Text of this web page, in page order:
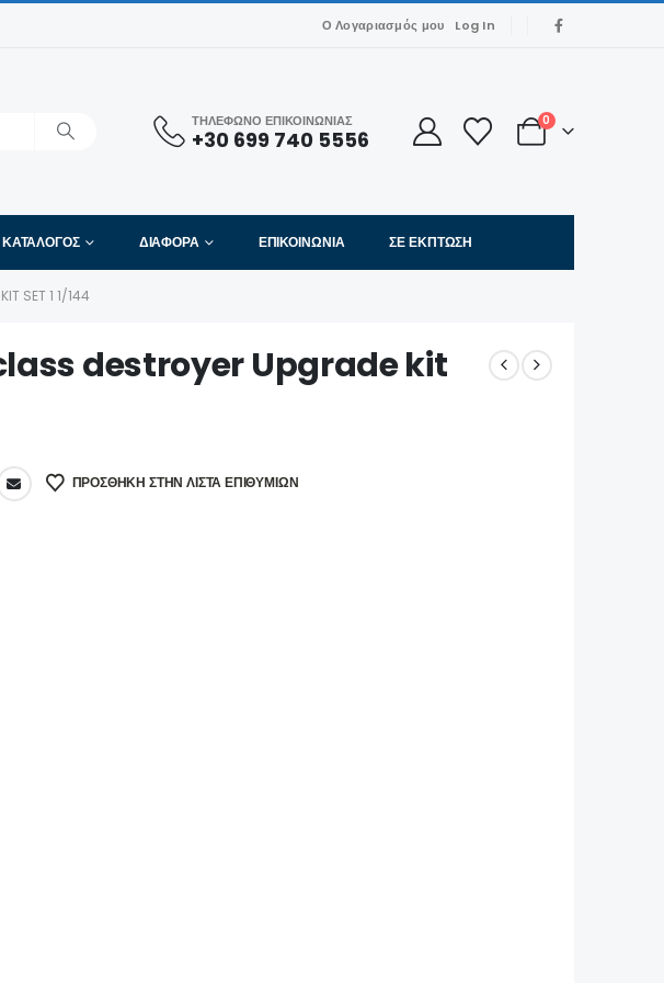
Ο Λογαριασμός μου Log In
ΤΗΛΕΦΩΝΟ ΕΠΙΚΟΙΝΩΝΙΑΣ
+30 699 740 5556
0
ΔΙΑΦΟΡΑ ΕΠΙΚΟΙΝΩΝΊΑ ΣΕ ΈΚΠΤΩΣΗ
SET 1 1/144
destroyer Upgrade kit
ΠΡΌΣΘΉΚΗ ΣΤΗΝ ΛΊΣΤΑ ΕΠΙΘΥΜΙΏΝ